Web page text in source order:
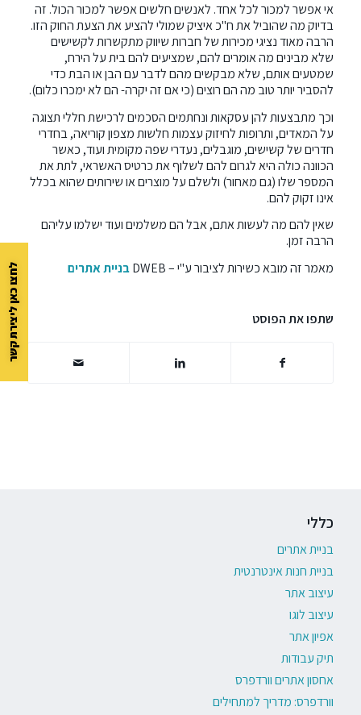
אי אפשר למכור לכל אחד. לאנשים חלשים אפשר למכור הכול. זה
בדיוק מה שהוביל את ח"כ איציק שמולי להציע את הצעת החוק הזו.
הרבה מאוד נציגי מכירות של חברות שיווק מתקשרות לקשישים
שלא מבינים מה אומרים להם, שמציעים להם בית על הירח,
שמטעים אותם, שלא מבקשים מהם לדבר עם הבן או הבת כדי
להסביר יותר טוב מה הם רוצים (כי אם זה יקרה- הם לא ימכרו כלום).
וכך מתבצעות להן עסקאות ונחתמים הסכמים לרכישת חללי תצוגה
על המאדים, ותרופות לחיזוק עצמות חלשות מצפון קוריאה, בחדרי
חדרים של קשישים, מוגבלים, נעדרי שפה מקומית ועוד, כאשר
הכוונה כולה היא לגרום להם לשלוף את כרטיס האשראי, לתת את
המספר שלו (גם מאחור) ולשלם על מוצרים או שירותים שהוא בכלל
אינו זקוק להם.
שאין להם מה לעשות אתם, אבל הם משלמים ועוד ישלמו עליהם
הרבה זמן.
מאמר זה מובא כשירות לציבור ע"י – DWEB
בניית אתרים
שתפו את הפוסט
כללי
בניית אתרים
בניית חנות אינטרנטית
עיצוב אתר
עיצוב לוגו
אפיון אתר
תיק עבודות
אחסון אתרים וורדפרס
וורדפרס: מדריך למתחילים
לחצו כאן ליצירת קשר